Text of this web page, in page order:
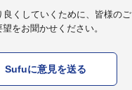
良くしていくために、皆様のご
をお聞かせください。
Sufuに意見を送る